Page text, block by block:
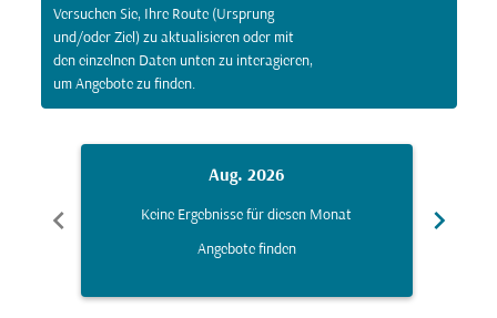
Versuchen Sie, Ihre Route (Ursprung
und/oder Ziel) zu aktualisieren oder mit
den einzelnen Daten unten zu interagieren,
um Angebote zu finden.
chevron_left
Aug. 2026
Keine Ergebnisse für diesen Monat
Angebote finden
chevron_right